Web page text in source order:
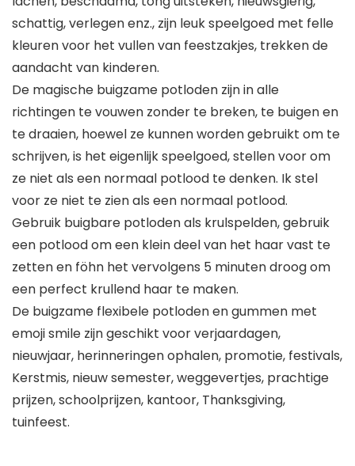
schattig, verlegen enz., zijn leuk speelgoed met felle
kleuren voor het vullen van feestzakjes, trekken de
aandacht van kinderen.
De magische buigzame potloden zijn in alle
richtingen te vouwen zonder te breken, te buigen en
te draaien, hoewel ze kunnen worden gebruikt om te
schrijven, is het eigenlijk speelgoed, stellen voor om
ze niet als een normaal potlood te denken. Ik stel
voor ze niet te zien als een normaal potlood.
Gebruik buigbare potloden als krulspelden, gebruik
een potlood om een klein deel van het haar vast te
zetten en föhn het vervolgens 5 minuten droog om
een perfect krullend haar te maken.
De buigzame flexibele potloden en gummen met
emoji smile zijn geschikt voor verjaardagen,
nieuwjaar, herinneringen ophalen, promotie, festivals,
Kerstmis, nieuw semester, weggevertjes, prachtige
prijzen, schoolprijzen, kantoor, Thanksgiving,
tuinfeest.